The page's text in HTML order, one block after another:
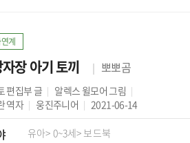
계
장 아기 토끼 뽀뽀곰
편집부 글 알렉스 윌모어그림
역자 웅진주니어 2021-06-14
유아> 0~3세> 보드북